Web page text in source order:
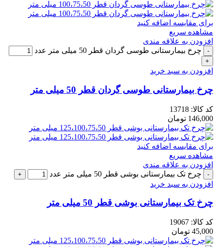
برای مقایسه اضافه کنید
مشاهده سریع
افزودن به علاقه مندی
چرخ بیمارستانی طوسی گردان قطر 50 میلی متر عدد
افزودن به سبد خرید
چرخ بیمارستانی طوسی گردان قطر 50 میلی متر
کد کالا: 13718
146,000 تومان
برای مقایسه اضافه کنید
مشاهده سریع
افزودن به علاقه مندی
چرخ تک بیمارستانی بوشی قطر 50 میلی متر عدد
افزودن به سبد خرید
چرخ تک بیمارستانی بوشی قطر 50 میلی متر
کد کالا: 19067
45,000 تومان